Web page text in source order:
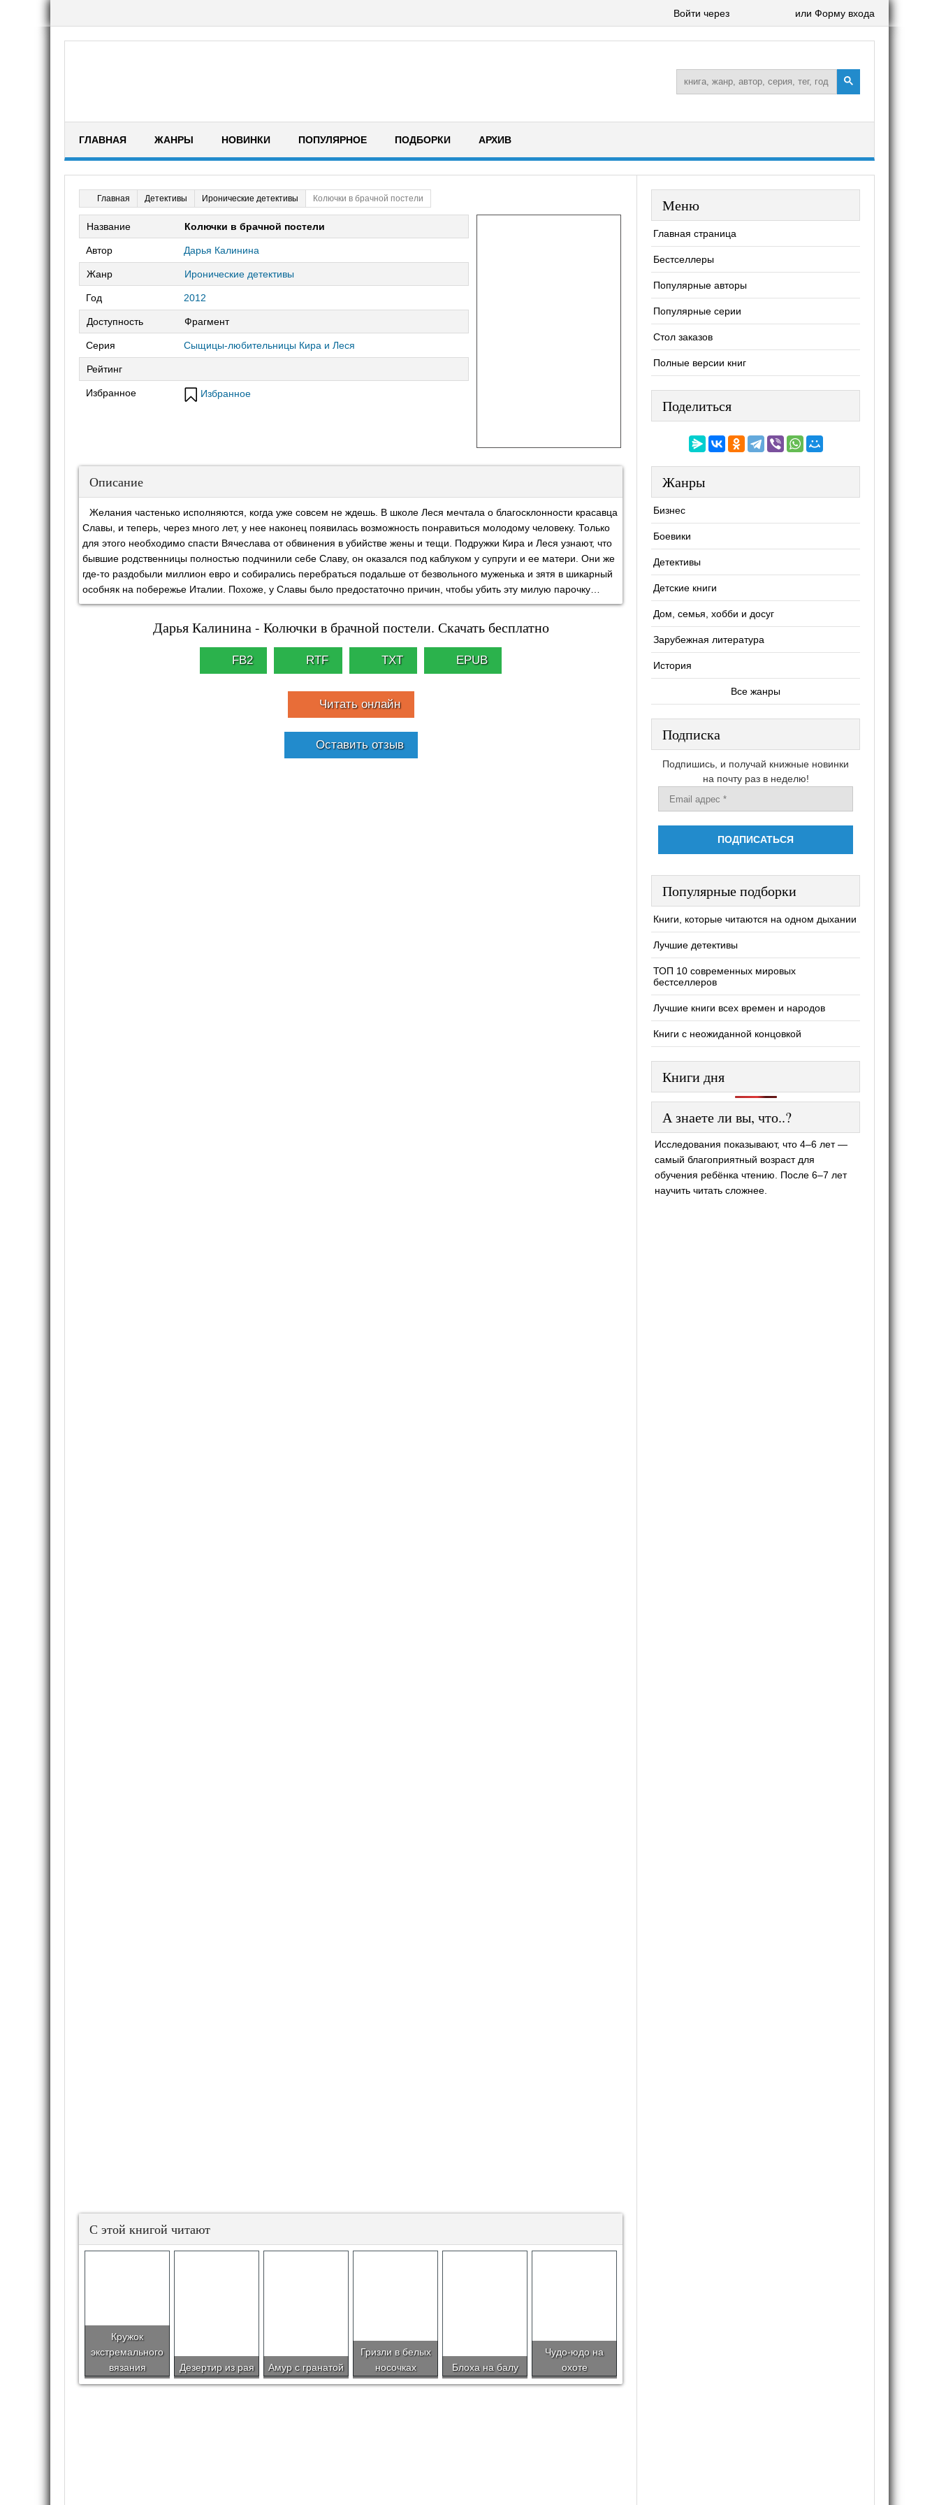
Войти через или Форму входа
ГЛАВНАЯ ЖАНРЫ НОВИНКИ ПОПУЛЯРНОЕ ПОДБОРКИ АРХИВ
Главная Детективы Иронические детективы Колючки в брачной постели
Название Колючки в брачной постели
Автор Дарья Калинина
Жанр Иронические детективы
Год 2012
Доступность Фрагмент
Серия Сыщицы-любительницы Кира и Леся
Рейтинг
Избранное Избранное
Описание
Желания частенько исполняются, когда уже совсем не ждешь. В школе Леся мечтала о благосклонности красавца
Славы, и теперь, через много лет, у нее наконец появилась возможность понравиться молодому человеку. Только
для этого необходимо спасти Вячеслава от обвинения в убийстве жены и тещи. Подружки Кира и Леся узнают, что
бывшие родственницы полностью подчинили себе Славу, он оказался под каблуком у супруги и ее матери. Они же
где-то раздобыли миллион евро и собирались перебраться подальше от безвольного муженька и зятя в шикарный
особняк на побережье Италии. Похоже, у Славы было предостаточно причин, чтобы убить эту милую парочку…
Дарья Калинина - Колючки в брачной постели. Скачать бесплатно
FB2 RTF TXT EPUB
Читать онлайн
Оставить отзыв
С этой книгой читают
Кружок
экстремального
вязания
Дезертир из рая Амур с гранатой
Гризли в белых
носочках
Блоха на балу
Чудо-юдо на
охоте
Меню
Главная страница
Бестселлеры
Популярные авторы
Популярные серии
Стол заказов
Полные версии книг
Поделиться
Жанры
Бизнес
Боевики
Детективы
Детские книги
Дом, семья, хобби и досуг
Зарубежная литература
История
Все жанры
Подписка
Подпишись, и получай книжные новинки
на почту раз в неделю!
Популярные подборки
Книги, которые читаются на одном дыхании
Лучшие детективы
ТОП 10 современных мировых
бестселлеров
Лучшие книги всех времен и народов
Книги с неожиданной концовкой
Книги дня
А знаете ли вы, что..?
Исследования показывают, что 4–6 лет —
самый благоприятный возраст для
обучения ребёнка чтению. После 6–7 лет
научить читать сложнее.